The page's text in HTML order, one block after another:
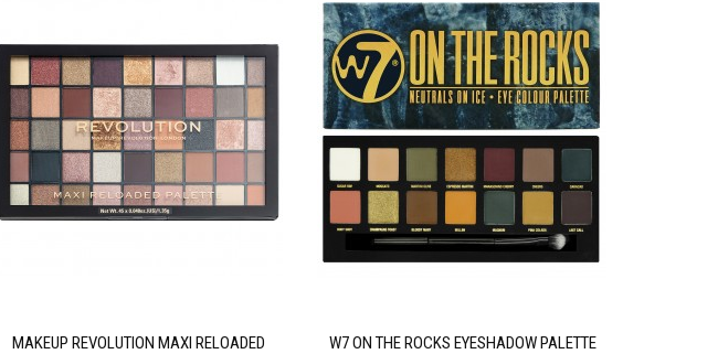
MAKEUP REVOLUTION MAXI RELOADED
W7 ON THE ROCKS EYESHADOW PALETTE